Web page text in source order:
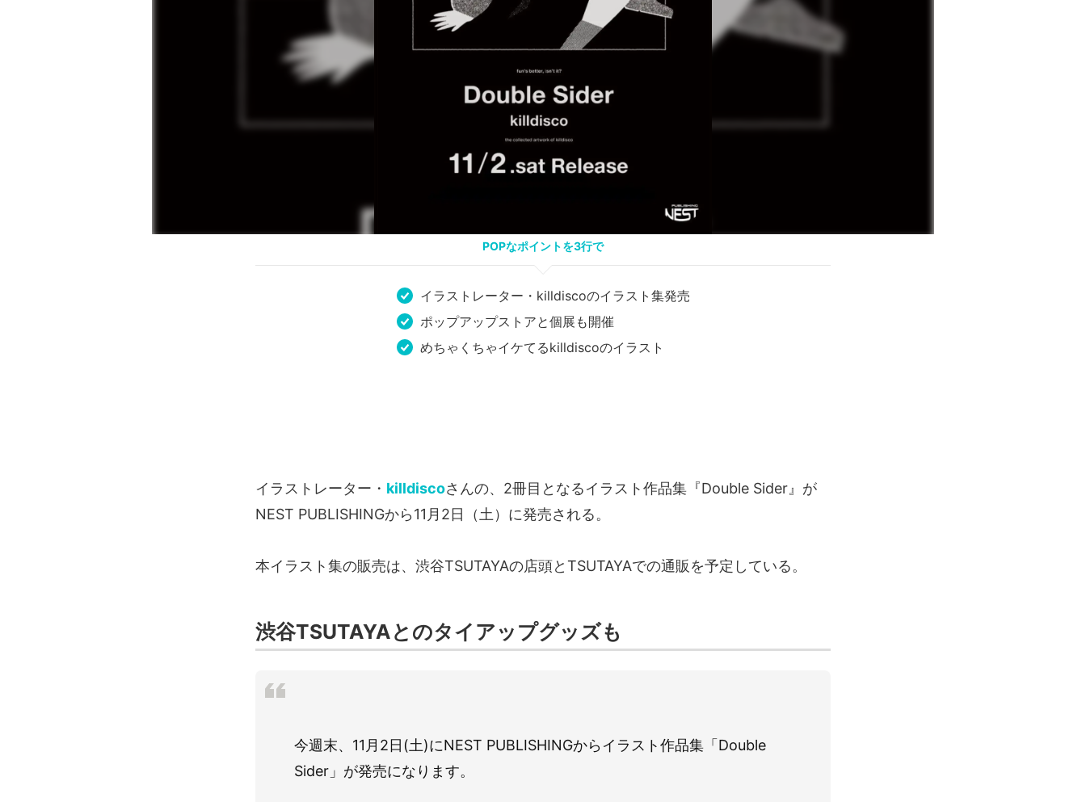
POPなポイントを3行で
イラストレーター・killdiscoのイラスト集発売
ポップアップストアと個展も開催
めちゃくちゃイケてるkilldiscoのイラスト
イラストレーター・ killdiscoさんの、2冊目となるイラスト作品集『Double Sider』が
NEST PUBLISHINGから11月2日（土）に発売される。
本イラスト集の販売は、渋谷TSUTAYAの店頭とTSUTAYAでの通販を予定している。
渋谷TSUTAYAとのタイアップグッズも
今週末、11月2日(土)にNEST PUBLISHINGからイラスト作品集「Double
Sider」が発売になります。